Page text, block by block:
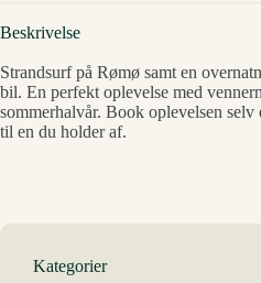
Beskrivelse
Strandsurf på Rømø samt en
bil. En perfekt oplevelse med
sommerhalvår. Book oplevelsen
til en du holder af.
Kategorier